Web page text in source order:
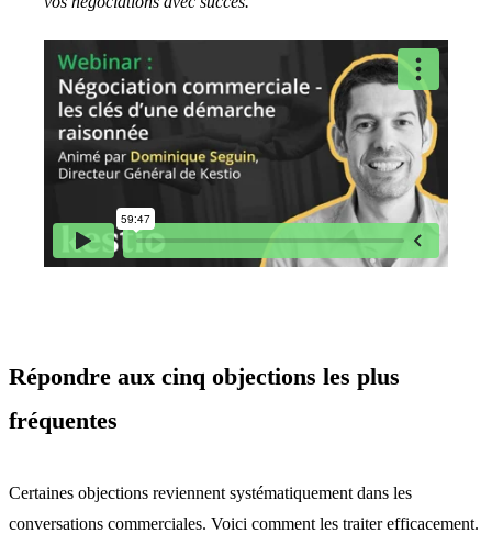
Répondre aux cinq objections les plus
fréquentes
Certaines objections reviennent systématiquement dans les
conversations commerciales. Voici comment les traiter efficacement.